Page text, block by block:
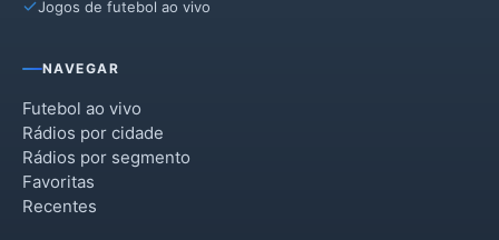
Jogos de futebol ao vivo
NAVEGAR
Futebol ao vivo
Rádios por cidade
Rádios por segmento
Favoritas
Recentes